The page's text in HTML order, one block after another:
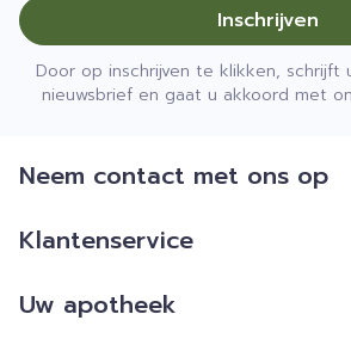
Inschrijven
Door op inschrijven te klikken, schrijft
nieuwsbrief en gaat u akkoord met
Neem contact met ons op
Klantenservice
Uw apotheek